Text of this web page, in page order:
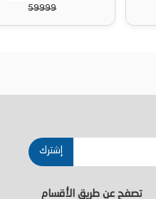
إشترك
تصفح عن طريق الأقسام